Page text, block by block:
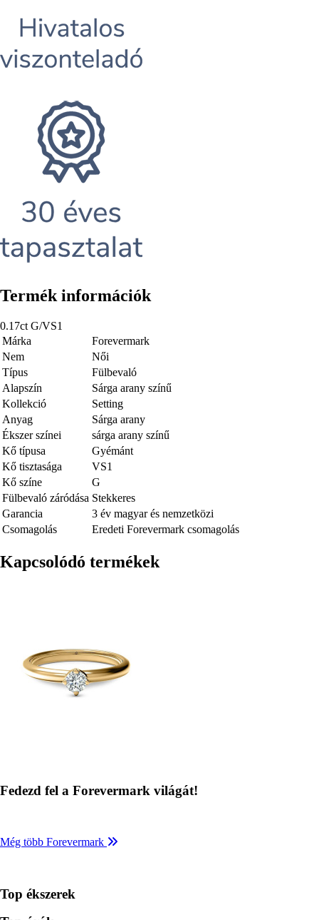
Termék információk
0.17ct G/VS1
Márka
Forevermark
Nem
Női
Típus
Fülbevaló
Alapszín
Sárga arany színű
Kollekció
Setting
Anyag
Sárga arany
Ékszer színei
sárga arany színű
Kő típusa
Gyémánt
Kő tisztasága
VS1
Kő színe
G
Fülbevaló záródása Stekkeres
Garancia
3 év magyar és nemzetközi
Csomagolás
Eredeti Forevermark csomagolás
Kapcsolódó termékek
Fedezd fel a Forevermark világát!
Még több Forevermark
Top ékszerek